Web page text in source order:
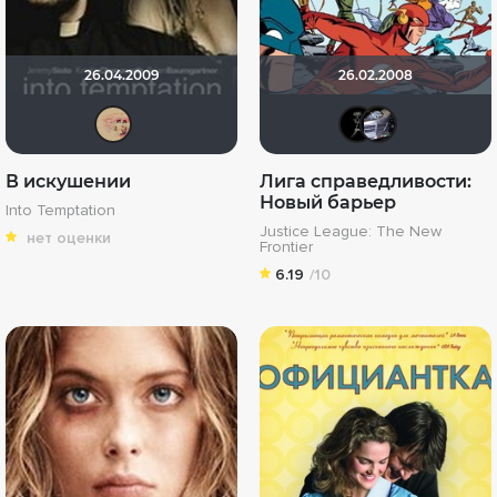
26.04.2009
В искушении
Into Temptation
нет оценки
26.02.2008
Лига справедливости:
Новый барьер
Justice League: The New
Frontier
6.19 /10